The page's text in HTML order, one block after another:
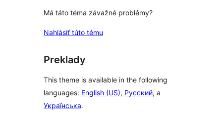
Má táto téma závažné problémy?
Nahlásiť túto tému
Preklady
This theme is available in the following
languages: English (US), Русский, a
Українська.